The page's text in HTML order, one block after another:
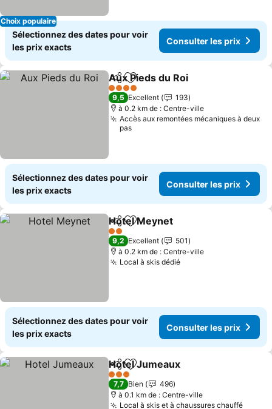
Choix populaire
Sélectionnez des dates pour voir
les prix exacts
Consulter les prix
PartagerAjouter à mes favoris
Aux Pieds du Roi
4 Étoiles
9,5 Excellent
193
à 0.2 km de : Centre-ville
Accès aux remontées mécaniques à deux
pas
Sélectionnez des dates pour voir
les prix exacts
Consulter les prix
PartagerAjouter à mes favoris
Hotel Meynet
2 Étoiles
9,2 Excellent
501
à 0.2 km de : Centre-ville
Local à skis dédié
Sélectionnez des dates pour voir
les prix exacts
Consulter les prix
PartagerAjouter à mes favoris
Hotel Jumeaux
3 Étoiles
7,7 Bien
496
à 0.1 km de : Centre-ville
Local à skis et à chaussures chauffé